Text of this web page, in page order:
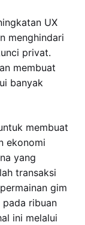
UX
menghindari
privat.
membuat
banyak
membuat
ekonomi
yang
transaksi
gim
ribuan
ini melalui